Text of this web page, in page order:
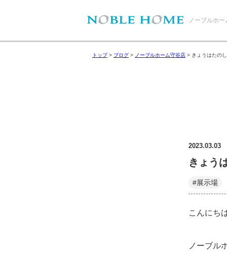
ノーブルホ
トップ> ブログ > ノーブルホーム守谷店 > きょうはたの
2023.03.03
きょう
#展示場
こんにち
ノーブル